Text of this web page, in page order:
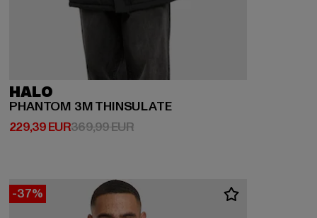
HALO
PHANTOM 3M THINSULATE
229,39 EUR
Ajankohtainen hinta: 229,39 EUR
369,99 EURKampanjahinta: 369,99 EUR
-37%